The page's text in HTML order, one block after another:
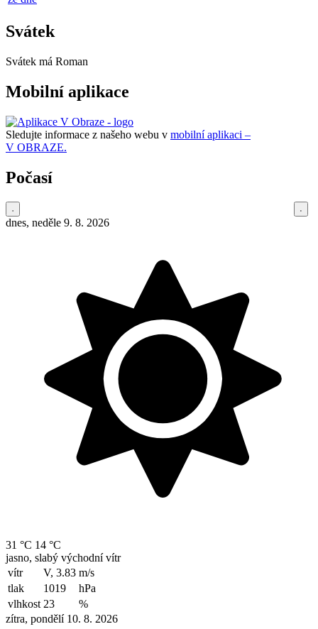
Svátek
Svátek má Roman
Mobilní aplikace
Sledujte informace z našeho webu v mobilní aplikaci –
V OBRAZE.
Počasí
dnes, neděle 9. 8. 2026
31 °C 14 °C
jasno, slabý východní vítr
vítr
V, 3.83 m/s
tlak
1019
hPa
vlhkost 23
%
zítra, pondělí 10. 8. 2026